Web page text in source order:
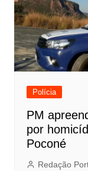
Polícia
PM
por
Poconé
Redação